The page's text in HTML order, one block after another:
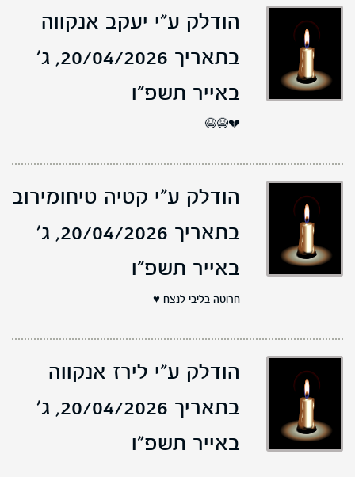
הודלק ע"י יעקב אנקווה
בתאריך 20/04/2026,
ג'
באייר תשפ"ו
💔😭😭
הודלק ע"י קטיה טיחומירוב
בתאריך 20/04/2026,
ג'
באייר תשפ"ו
חרוטה בליבי לנצח ♥
הודלק ע"י לירז אנקווה
בתאריך 20/04/2026,
ג'
באייר תשפ"ו